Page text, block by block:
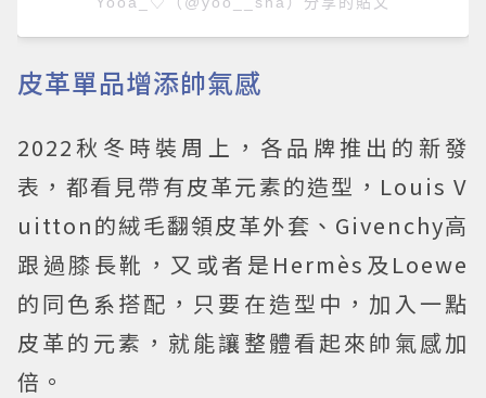
皮革單品增添帥氣感
2022秋冬時裝周上，各品牌推出的新發
表，都看見帶有皮革元素的造型，Louis V
uitton的絨毛翻領皮革外套、Givenchy高
跟過膝長靴，又或者是Hermès及Loewe
的同色系搭配，只要在造型中，加入一點
皮革的元素，就能讓整體看起來帥氣感加
倍。